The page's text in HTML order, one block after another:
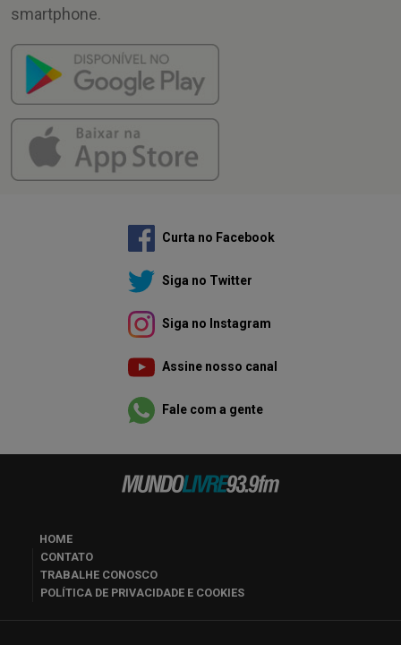
smartphone.
Curta no Facebook
Siga no Twitter
Siga no Instagram
Assine nosso canal
Fale com a gente
HOME
CONTATO
TRABALHE CONOSCO
POLÍTICA DE PRIVACIDADE E COOKIES